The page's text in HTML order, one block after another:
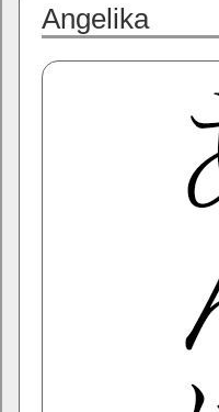
Angelika